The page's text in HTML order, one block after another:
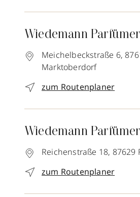
Wiedemann
Meichelbeckstraße 6,
Marktoberdorf
zum Routenplaner
Wiedemann
Reichenstraße 18, 87629
zum Routenplaner